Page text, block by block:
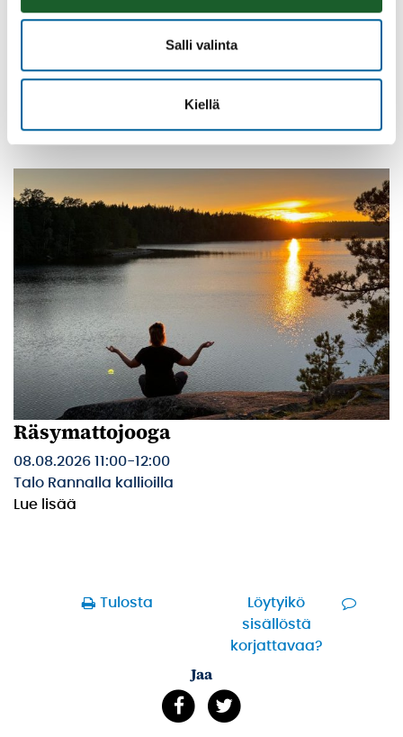
Salli valinta
Kiellä
Vatulanharjun Vestivaalit
Lue lisää
Räsymattojooga
08.08.2026 11:00-12:00
Talo Rannalla kallioilla
Lue lisää
Tulosta
Löytyikö
sisällöstä
korjattavaa?
Jaa